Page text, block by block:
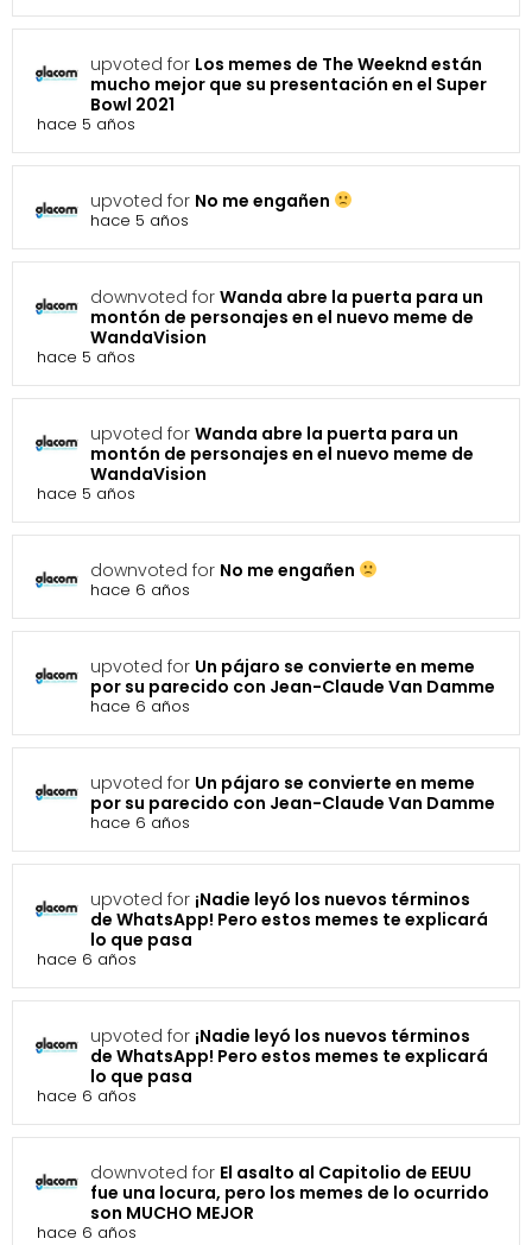
upvoted for Los memes de The Weeknd están
mucho mejor que su presentación en el Super
Bowl 2021
hace 5 años
upvoted for No me engañen
hace 5 años
downvoted for Wanda abre la puerta para un
montón de personajes en el nuevo meme de
WandaVision
hace 5 años
upvoted for Wanda abre la puerta para un
montón de personajes en el nuevo meme de
WandaVision
hace 5 años
downvoted for No me engañen
hace 6 años
upvoted for Un pájaro se convierte en meme
por su parecido con Jean-Claude Van Damme
hace 6 años
upvoted for Un pájaro se convierte en meme
por su parecido con Jean-Claude Van Damme
hace 6 años
upvoted for ¡Nadie leyó los nuevos términos
de WhatsApp! Pero estos memes te explicará
lo que pasa
hace 6 años
upvoted for ¡Nadie leyó los nuevos términos
de WhatsApp! Pero estos memes te explicará
lo que pasa
hace 6 años
downvoted for El asalto al Capitolio de EEUU
fue una locura, pero los memes de lo ocurrido
son MUCHO MEJOR
hace 6 años